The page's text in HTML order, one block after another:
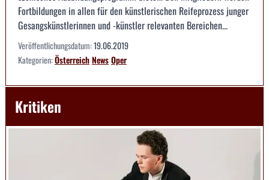
Fortbildungen in allen für den künstlerischen Reifeprozess junger
Gesangskünstlerinnen und -künstler relevanten Bereichen...
Veröffentlichungsdatum:19.06.2019
Kategorien:ÖsterreichNewsOper
Kritiken